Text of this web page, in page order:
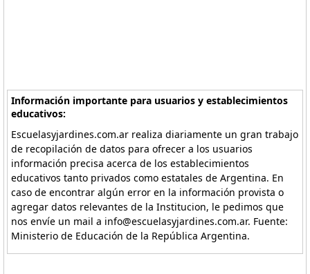
Información importante para usuarios y establecimientos
educativos:
Escuelasyjardines.com.ar realiza diariamente un gran trabajo
de recopilación de datos para ofrecer a los usuarios
información precisa acerca de los establecimientos
educativos tanto privados como estatales de Argentina. En
caso de encontrar algún error en la información provista o
agregar datos relevantes de la Institucion, le pedimos que
nos envíe un mail a info@escuelasyjardines.com.ar. Fuente:
Ministerio de Educación de la República Argentina.